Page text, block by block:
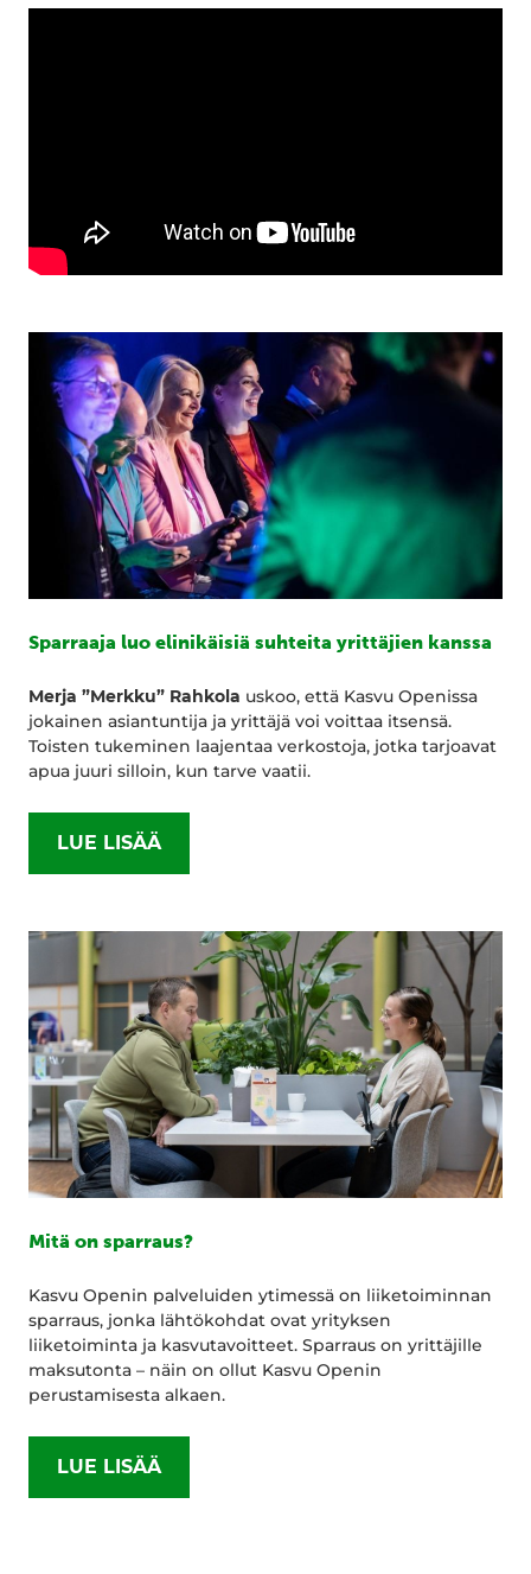
Sparraaja luo elinikäisiä suhteita yrittäjien kanssa
Merja ”Merkku” Rahkola uskoo, että Kasvu Openissa
jokainen asiantuntija ja yrittäjä voi voittaa itsensä.
Toisten tukeminen laajentaa verkostoja, jotka tarjoavat
apua juuri silloin, kun tarve vaatii.
LUE LISÄÄ
Mitä on sparraus?
Kasvu Openin palveluiden ytimessä on liiketoiminnan
sparraus, jonka lähtökohdat ovat yrityksen
liiketoiminta ja kasvutavoitteet. Sparraus on yrittäjille
maksutonta – näin on ollut Kasvu Openin
perustamisesta alkaen.
LUE LISÄÄ